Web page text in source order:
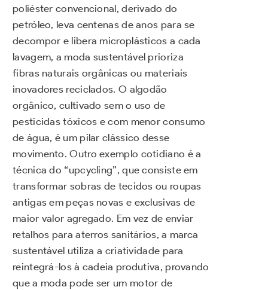
poliéster convencional, derivado do
petróleo, leva centenas de anos para se
decompor e libera microplásticos a cada
lavagem, a moda sustentável prioriza
fibras naturais orgânicas ou materiais
inovadores reciclados. O algodão
orgânico, cultivado sem o uso de
pesticidas tóxicos e com menor consumo
de água, é um pilar clássico desse
movimento. Outro exemplo cotidiano é a
técnica do “upcycling”, que consiste em
transformar sobras de tecidos ou roupas
antigas em peças novas e exclusivas de
maior valor agregado. Em vez de enviar
retalhos para aterros sanitários, a marca
sustentável utiliza a criatividade para
reintegrá-los à cadeia produtiva, provando
que a moda pode ser um motor de